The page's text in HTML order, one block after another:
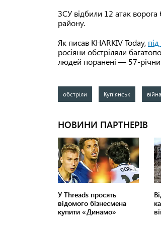
ЗСУ відбили 12 атак ворога
району.
Як писав KHARKIV Today,
росіяни обстріляли
людей поранені — 57-
обстріли Куп’янськ війна